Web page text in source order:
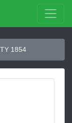
1854